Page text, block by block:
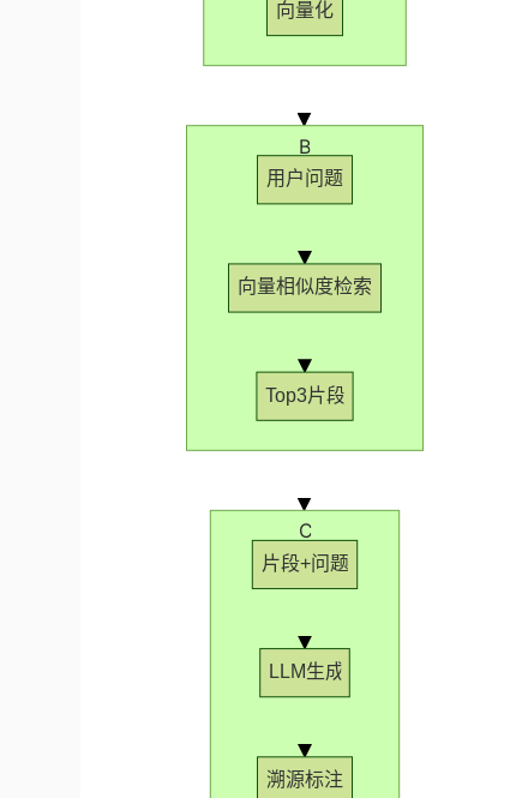
C
LLM生成
片段+问题
溯源标注
B
向量相似度检索
用户问题
Top3片段
向量化